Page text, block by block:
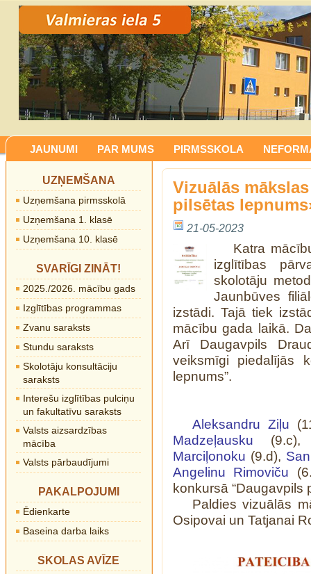
JAUNUMI PAR MUMS PIRMSSKOLA
UZŅEMŠANA
Uzņemšana pirmsskolā
Uzņemšana 1. klasē
Uzņemšana 10. klasē
SVARĪGI ZINĀT!
2025./2026. mācību gads
Izglītības programmas
Zvanu saraksts
Stundu saraksts
Skolotāju konsultāciju
saraksts
Interešu izglītības pulciņu
un fakultatīvu saraksts
Valsts aizsardzības
mācība
Valsts pārbaudījumi
PAKALPOJUMI
Ēdienkarte
Baseina darba laiks
SKOLAS AVĪZE
Vizuālās
pilsētas
21-05-2023
Katra
izglītības
skolotāju
Jaunbūves
izstādi. Tajā tiek
mācību gada laikā.
Arī Daugavpils
veiksmīgi piedalījās
lepnums”.
Aleksandru Ziļu
Madzeļausku
Marciļonoku (9.d),
Angelinu Rimoviču
konkursā “Daugavpils
Paldies vizuālās
Osipovai un Tatjanai